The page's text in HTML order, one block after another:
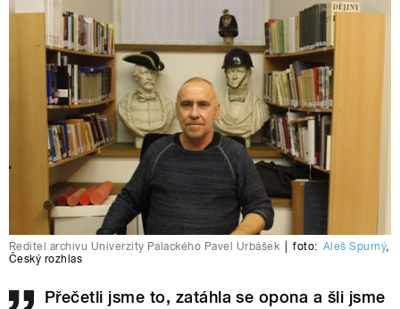
Ředitel archivu Univerzity Palackého Pavel Urbášek foto: Aleš Spurný,
Český rozhlas
Přečetli jsme to, zatáhla se opona a šli jsme